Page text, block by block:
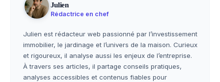
Julien
Rédactrice en chef
Julien est rédacteur web passionné par l’investissement
immobilier, le jardinage et l’univers de la maison. Curieux
et rigoureux, il analyse aussi les enjeux de l’entreprise.
À travers ses articles, il partage conseils pratiques,
analyses accessibles et contenus fiables pour